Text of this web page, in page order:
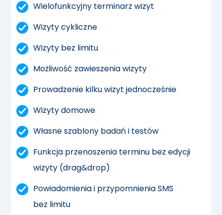
Wielofunkcyjny terminarz wizyt
Wizyty cykliczne
Wizyty bez limitu
Możliwość zawieszenia wizyty
Prowadzenie kilku wizyt jednocześnie
Wizyty domowe
Własne szablony badań i testów
Funkcja przenoszenia terminu bez edycji
wizyty (drag&drop)
Powiadomienia i przypomnienia SMS
bez limitu